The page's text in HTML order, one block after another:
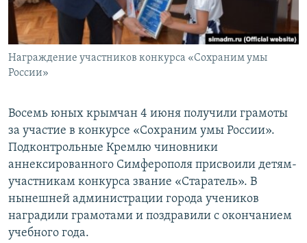
ПОБЕДИТЕЛЕЙ НЕ СУДЯТ?
КРЫМ.НЕПОКОРЕННЫЙ
ELIFBE
ПРИСОЕДИНЯЙТЕСЬ!
Награждение участников конкурса «Сохраним умы
России»
Восемь юных крымчан 4 июня получили грамоты
за участие в конкурсе «Сохраним умы России».
Подконтрольные Кремлю чиновники
аннексированного Симферополя присвоили детям-
участникам конкурса звание «Старатель». В
нынешней администрации города учеников
наградили грамотами и поздравили с окончанием
учебного года.